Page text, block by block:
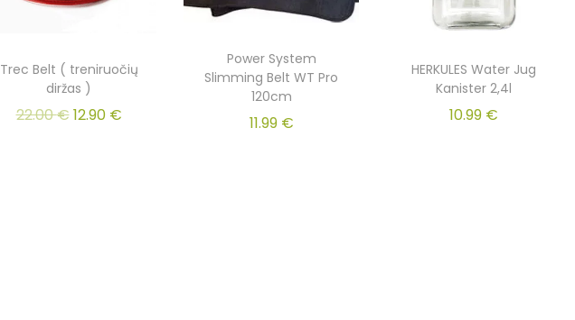
Trec Belt ( treniruočių
diržas )
22.00€12.90 €
Power System
Slimming Belt WT Pro
120cm
11.99 €
HERKULES Water Jug
Kanister 2,4l
10.99 €